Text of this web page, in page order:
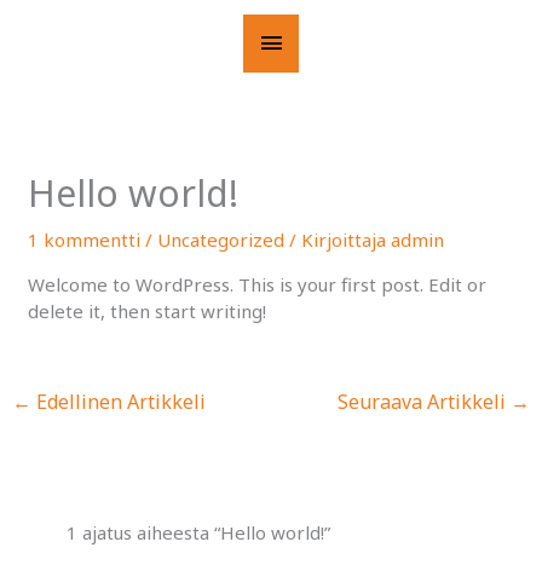
Päävalikko
Hello world!
1 kommentti / Uncategorized / Kirjoittajaadmin
Welcome to WordPress. This is your first post. Edit or
delete it, then start writing!
← Edellinen Artikkeli Seuraava Artikkeli →
1 ajatus aiheesta “Hello world!”